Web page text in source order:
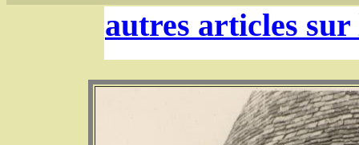
autres articles